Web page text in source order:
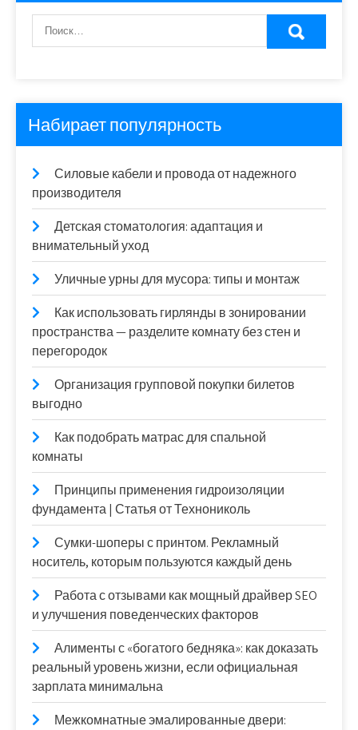
Набирает популярность
Силовые кабели и провода от надежного
производителя
Детская стоматология: адаптация и
внимательный уход
Уличные урны для мусора: типы и монтаж
Как использовать гирлянды в зонировании
пространства — разделите комнату без стен и
перегородок
Организация групповой покупки билетов
выгодно
Как подобрать матрас для спальной
комнаты
Принципы применения гидроизоляции
фундамента | Статья от Технониколь
Сумки-шоперы с принтом. Рекламный
носитель, которым пользуются каждый день
Работа с отзывами как мощный драйвер SEO
и улучшения поведенческих факторов
Алименты с «богатого бедняка»: как доказать
реальный уровень жизни, если официальная
зарплата минимальна
Межкомнатные эмалированные двери: